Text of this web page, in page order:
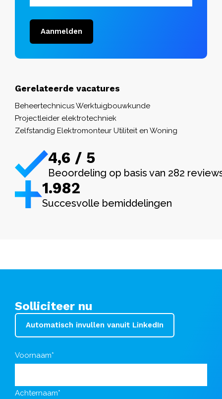
Aanmelden
Gerelateerde vacatures
Beheertechnicus Werktuigbouwkunde
Projectleider elektrotechniek
Zelfstandig Elektromonteur Utiliteit en Woning
4,6 / 5
Beoordeling op basis van 282
1.982
Succesvolle bemiddelingen
Solliciteer nu
Automatisch invullen vanuit LinkedIn
Voornaam*
Achternaam*